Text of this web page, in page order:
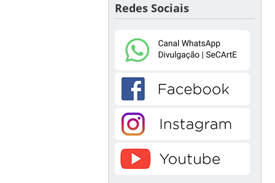
Redes Sociais